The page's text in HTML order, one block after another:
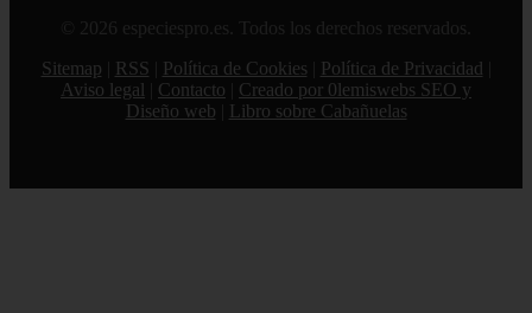
© 2026 especiespro.es. Todos los derechos reservados.
Sitemap
RSS Política de Cookies Política de Privacidad
Aviso legal
Contacto
Creado por 0lemiswebs SEO y
Diseño web
Libro sobre Cabañuelas